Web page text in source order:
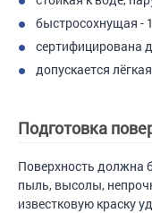
быстросохнущая -
сертифицирована
допускается
Подготовка
Поверхность должна
пыль, высолы,
известковую краску